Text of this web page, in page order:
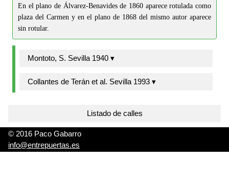
En el plano de Álvarez-Benavides de 1860 aparece rotulada como
plaza del Carmen y en el plano de 1868 del mismo autor aparece
sin rotular.
Montoto, S. Sevilla 1940 ▾
Collantes de Terán et al. Sevilla 1993 ▾
Listado de calles
© 2016 Paco Gabarro
info@entrepuertas.es